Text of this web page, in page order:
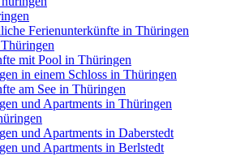
Ferienunterkünfte in Thüringen
mit Pool in Thüringen
in einem Schloss in Thüringen
am See in Thüringen
und Apartments in Thüringen
und Apartments in Daberstedt
und Apartments in Berlstedt